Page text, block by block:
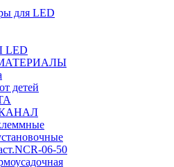
для LED
детей
06-50